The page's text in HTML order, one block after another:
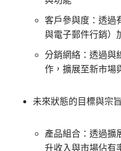
客戶參與度：透過
與電子郵件行銷）
分銷網絡：透過與
作，擴展至新市場
未來狀態的目標與宗旨
產品組合：透過擴
升收入與市場佔有